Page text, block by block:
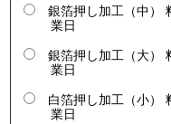
銀箔押し加工（中）
業日
銀箔押し加工（大）
業日
白箔押し加工（小）
業日